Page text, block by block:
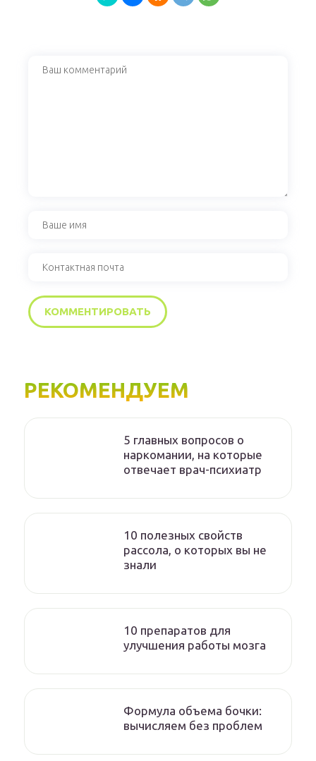
РЕКОМЕНДУЕМ
5 главных вопросов о
наркомании, на которые
отвечает врач-психиатр
10 полезных свойств
рассола, о которых вы не
знали
10 препаратов для
улучшения работы мозга
Формула объема бочки:
вычисляем без проблем